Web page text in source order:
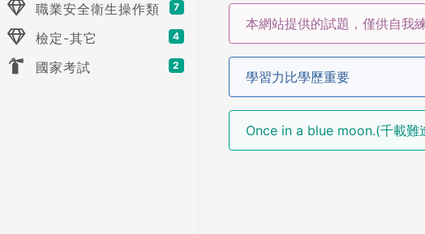
職業安全衛生操作類 7
檢定-其它 4
國家考試 2
本網站提供的試題，僅供自我
學習力比學歷重要
Once in a blue moon.(千載難